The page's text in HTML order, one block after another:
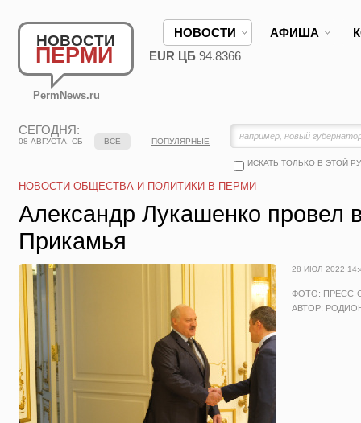
НОВОСТИ
ПЕРМИ
PermNews.ru
НОВОСТИ АФИША
EUR ЦБ 94.8366
СЕГОДНЯ:
08 АВГУСТА, СБ
ИСКАТЬ ТОЛЬКО В ЭТОЙ
ВСЕ ПОПУЛЯРНЫЕ
НОВОСТИ ОБЩЕСТВА И ПОЛИТИКИ В ПЕРМИ
Александр Лукашенко провел
Прикамья
28 ИЮЛ 2022
ФОТО: ПРЕСС-
АВТОР: